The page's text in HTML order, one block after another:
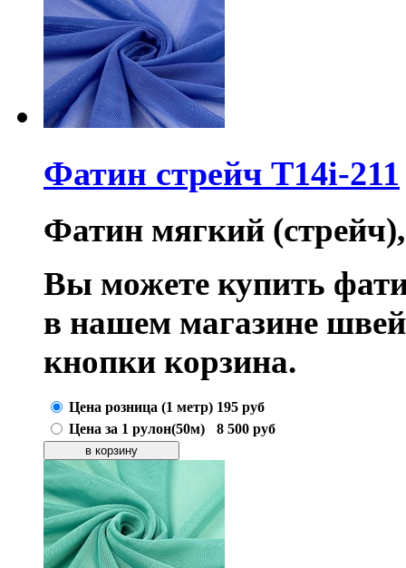
Фатин стрейч T14i-211
Фатин мягкий
Вы можете купить
в нашем магазине
кнопки корзина.
Цена розница (1 метр) 195 руб
Цена за 1 рулон(50м)
8 500 руб